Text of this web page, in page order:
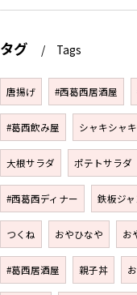
タグ Tags
唐揚げ #西葛西居酒屋
#葛西飲み屋 シャキシャ
大根サラダ ポテトサラダ
#西葛西ディナー 鉄板ジ
つくね おやひなや お
#葛西居酒屋 親子丼